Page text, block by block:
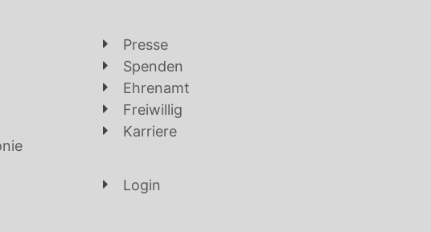
Presse
Spenden
Ehrenamt
Freiwillig
Karriere
Login